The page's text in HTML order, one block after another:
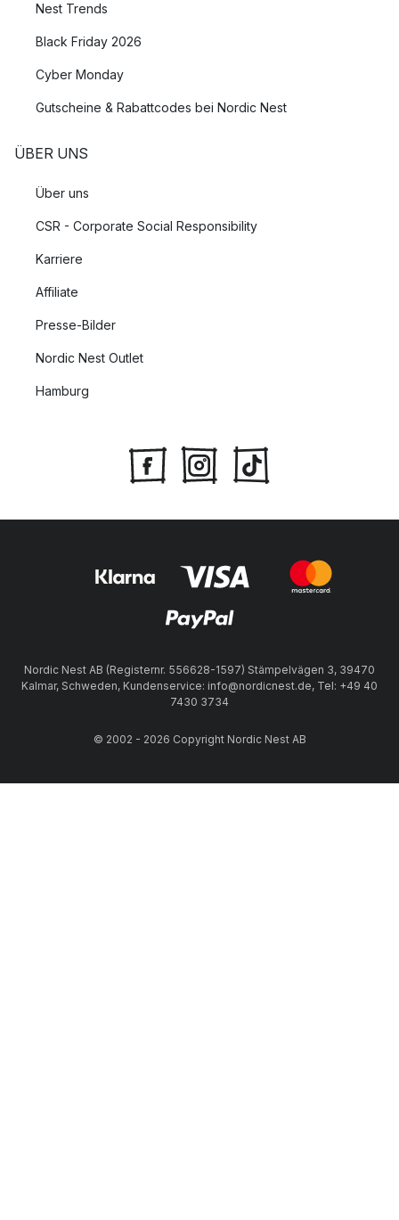
Nest Trends
Black Friday 2026
Cyber Monday
Gutscheine & Rabattcodes bei Nordic Nest
ÜBER UNS
Über uns
CSR - Corporate Social Responsibility
Karriere
Affiliate
Presse-Bilder
Nordic Nest Outlet
Hamburg
Nordic Nest AB (Registernr. 556628-1597) Stämpelvägen 3, 39470
Kalmar, Schweden, Kundenservice: info@nordicnest.de, Tel: +49 40
7430 3734
© 2002 - 2026 Copyright Nordic Nest AB